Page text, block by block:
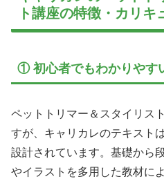
ト講座の特徴・カリキ
① 初心者でもわかりやす
ペットトリマー＆スタイリス
すが、キャリカレのテキスト
設計されています。基礎から
やイラストを多用した教材に